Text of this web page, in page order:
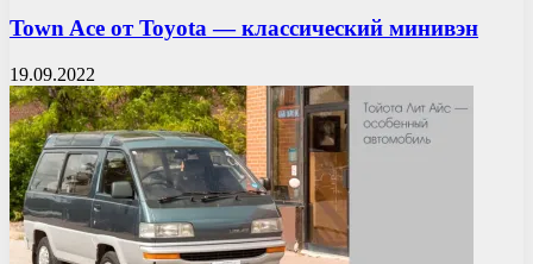
Town Ace от Toyota — классический минивэн
19.09.2022